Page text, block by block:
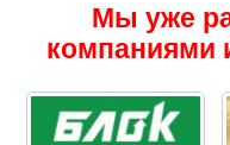
Мы уже
компаниями